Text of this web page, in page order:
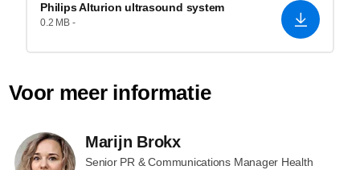
Philips Alturion ultrasound system
0.2 MB -
Voor meer informatie
Marijn Brokx
Senior PR & Communications Manager Health